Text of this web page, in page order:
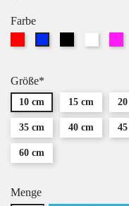
Farbe
Größe*
10 cm 15 cm
35 cm 40 cm
60 cm
Menge